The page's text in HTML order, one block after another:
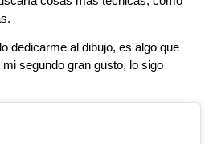
dedicarme al dibujo, es algo que
segundo gran gusto, lo sigo